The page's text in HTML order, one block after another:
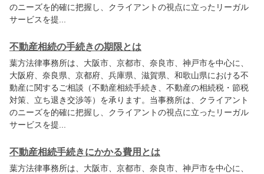
のニーズを的確に把握し、クライアントの視点に立ったリーガル
サービスを提...
不動産相続の手続きの期限とは
葉方法律事務所は、大阪市、京都市、奈良市、神戸市を中心に、
大阪府、奈良県、京都府、兵庫県、滋賀県、和歌山県における不
動産に関するご相談（不動産相続手続き、不動産の相続税・節税
対策、立ち退き交渉等）を承ります。当事務所は、クライアント
のニーズを的確に把握し、クライアントの視点に立ったリーガル
サービスを提...
不動産相続手続きにかかる費用とは
葉方法律事務所は、大阪市、京都市、奈良市、神戸市を中心に、